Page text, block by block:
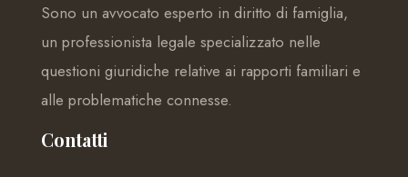
Sono un avvocato esperto in diritto di famiglia,
un professionista legale specializzato nelle
questioni giuridiche relative ai rapporti familiari e
alle problematiche connesse.
Contatti